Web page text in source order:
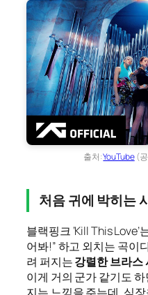
출처:YouTube(공
처음 귀에 박히는
블랙핑크 ‘Kill This Love’
어봐!” 하고 외치는 곡이
려 퍼지는강렬한 브라스
이게 거의 군가 같기도